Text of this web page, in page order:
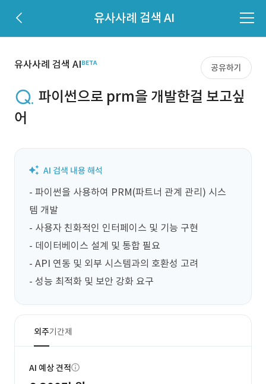
유사사례 검색 AI
유사사례 검색 AI 공유하기
파이썬으로 prm을 개발한걸 보고싶
어
- 파이썬을 사용하여 PRM(파트너 관계 관리) 시스
템 개발
- 사용자 친화적인 인터페이스 및 기능 구현
- 데이터베이스 설계 및 통합 필요
- API 연동 및 외부 시스템과의 호환성 고려
- 성능 최적화 및 보안 강화 요구
외주기간제
AI 예상 견적